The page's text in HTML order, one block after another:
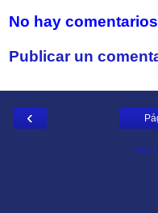
No hay
Publicar un
‹
Ver